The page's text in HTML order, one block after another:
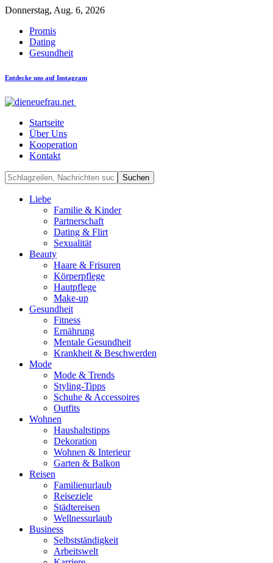
Donnerstag, Aug. 6, 2026
Promis
Dating
Gesundheit
Entdecke uns auf Instagram
Startseite
Über Uns
Kooperation
Kontakt
Liebe
Familie & Kinder
Partnerschaft
Dating & Flirt
Sexualität
Beauty
Haare & Frisuren
Körperpflege
Hautpflege
Make-up
Gesundheit
Fitness
Ernährung
Mentale Gesundheit
Krankheit & Beschwerden
Mode
Mode & Trends
Styling-Tipps
Schuhe & Accessoires
Outfits
Wohnen
Haushaltstipps
Dekoration
Wohnen & Interieur
Garten & Balkon
Reisen
Familienurlaub
Reiseziele
Städtereisen
Wellnessurlaub
Business
Selbstständigkeit
Arbeitswelt